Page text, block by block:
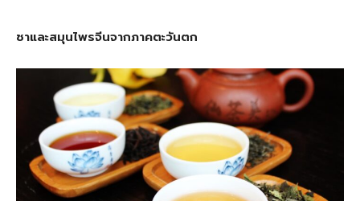
ชาและสมุนไพรจีนจากภาคตะวันตก